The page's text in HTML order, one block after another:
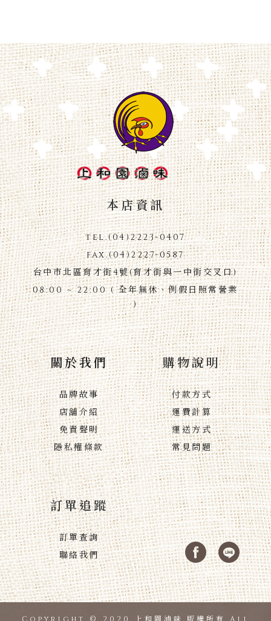
本店資訊
tel.(04)2223-0407
fax.(04)2227-0587
台中市北區育才街4號(育才街與一中街交叉口)
08:00 ~ 22:00 ( 全年無休、例假日照常營業
)
關於我們
品牌故事
店舖介紹
免責聲明
隱私權條款
購物說明
付款方式
運費計算
運送方式
常見問題
訂單追蹤
訂單查詢
聯絡我們
Copyright © 2020 上和園滷味.版權所有 All